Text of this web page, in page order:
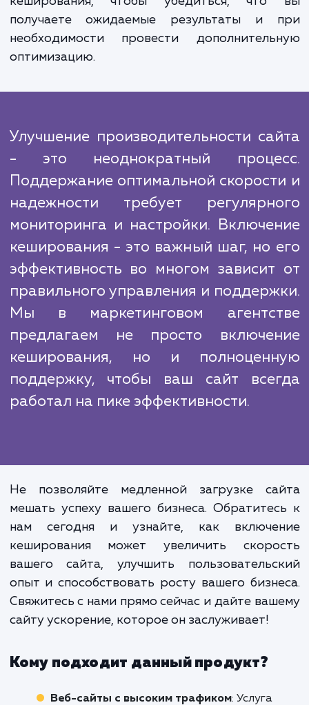
надежность вашего сайта. Мы также
механизмы, которые автоматически
кеш, когда содержимое вашего
изменяется, обеспечивая
особое значение поддержке после
услуги. Мы проводим мониторинг и
работы вашего сайта после
кеширования, чтобы убедиться,
получаете ожидаемые результаты и
необходимости провести
оптимизацию.
Улучшение производительности
- это неоднократный
Поддержание оптимальной
кеширования - это важный шаг, но
эффективность во многом
правильного управления и
Мы в маркетинговом
предлагаем не просто
кеширования, но и
поддержку, чтобы ваш сайт
работал на пике эффективности.